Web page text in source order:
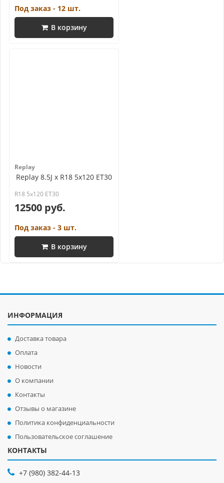
Под заказ - 12 шт.
В корзину
Replay
Replay 8.5J x R18 5x120 ET30
R18 5x120 ET30
12500 руб.
Под заказ - 3 шт.
В корзину
ИНФОРМАЦИЯ
Доставка товара
Оплата
Новости
О компании
Контакты
Отзывы о магазине
Политика конфиденциальности
Пользовательское соглашение
КОНТАКТЫ
+7 (980) 382-44-13